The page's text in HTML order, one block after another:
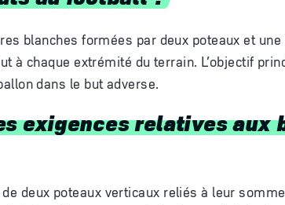
blanches formées par deux poteaux et
à chaque extrémité du terrain. L’objectif
dans le but adverse.
exigences relatives aux
deux poteaux verticaux reliés à leur